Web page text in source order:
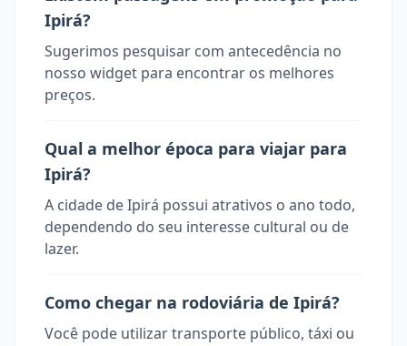
Ipirá?
Sugerimos pesquisar com antecedência no
nosso widget para encontrar os melhores
preços.
Qual a melhor época para viajar para
Ipirá?
A cidade de Ipirá possui atrativos o ano todo,
dependendo do seu interesse cultural ou de
lazer.
Como chegar na rodoviária de Ipirá?
Você pode utilizar transporte público, táxi ou